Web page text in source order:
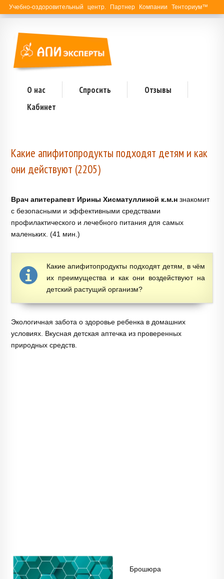
Учебно-оздоровительный центр. Партнер Компании Тенториум™
О нас Спросить
Отзывы
Кабинет
Какие апифитопродукты подходят детям и как
они действуют (2205)
Врач апитерапевт Ирины Хисматуллиной к.м.н знакомит
с безопасными и эффективными средствами
профилактического и лечебного питания для самых
маленьких. (41 мин.)
Какие апифитопродукты подходят детям, в чём
их преимущества и как они воздействуют на
детский растущий организм?
Экологичная забота о здоровье ребенка в домашних
условиях. Вкусная детская аптечка из проверенных
природных средств.
Брошюра